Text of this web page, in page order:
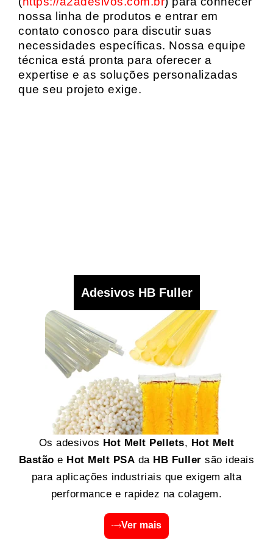
nossa linha de produtos e entrar em
contato conosco para discutir suas
necessidades específicas. Nossa equipe
técnica está pronta para oferecer a
expertise e as soluções personalizadas
que seu projeto exige.
Adesivos HB Fuller
Os adesivos Hot Melt Pellets, Hot Melt
Bastão e Hot Melt PSA da HB Fuller são ideais
para aplicações industriais que exigem alta
performance e rapidez na colagem.
Ver mais